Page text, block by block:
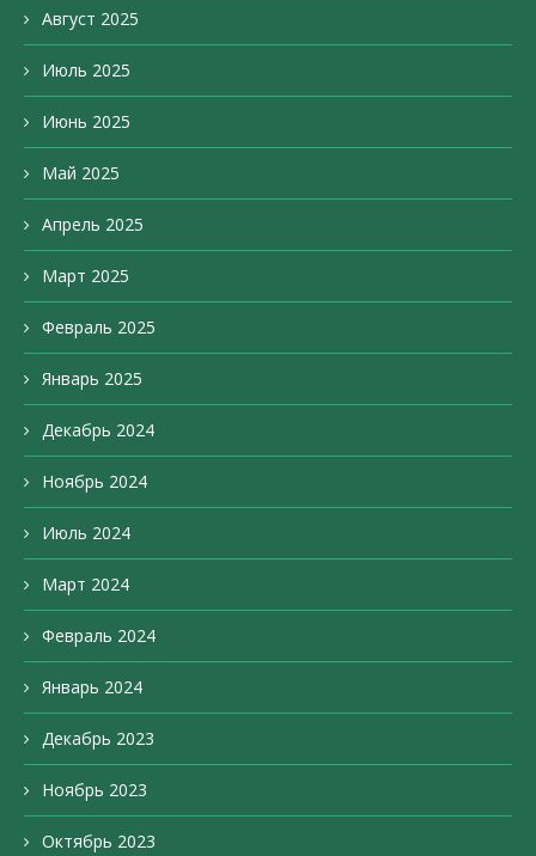
Август 2025
Июль 2025
Июнь 2025
Май 2025
Апрель 2025
Март 2025
Февраль 2025
Январь 2025
Декабрь 2024
Ноябрь 2024
Июль 2024
Март 2024
Февраль 2024
Январь 2024
Декабрь 2023
Ноябрь 2023
Октябрь 2023